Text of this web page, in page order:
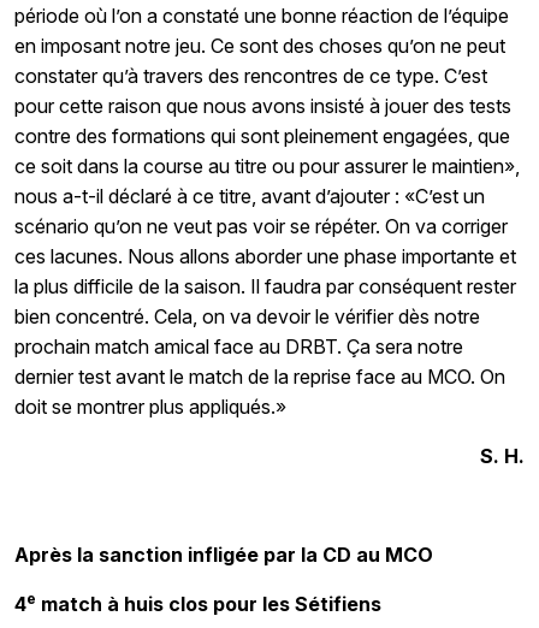
période où l’on a constaté une bonne réaction de l’équipe
en imposant notre jeu. Ce sont des choses qu’on ne peut
constater qu’à travers des rencontres de ce type. C’est
pour cette raison que nous avons insisté à jouer des tests
contre des formations qui sont pleinement engagées, que
ce soit dans la course au titre ou pour assurer le maintien»,
nous a-t-il déclaré à ce titre, avant d’ajouter : «C’est un
scénario qu’on ne veut pas voir se répéter. On va corriger
ces lacunes. Nous allons aborder une phase importante et
la plus difficile de la saison. Il faudra par conséquent rester
bien concentré. Cela, on va devoir le vérifier dès notre
prochain match amical face au DRBT. Ça sera notre
dernier test avant le match de la reprise face au MCO. On
doit se montrer plus appliqués.»
S. H.
Après la sanction infligée par la CD au MCO
4e match à huis clos pour les Sétifiens